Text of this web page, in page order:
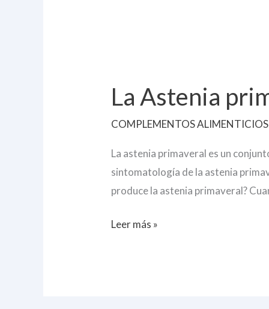
La Astenia
COMPLEMENTOS ALIMENTICIOS
La astenia primaveral es un
sintomatología de la astenia
produce la astenia primaveral?
primaveral
Leer más »